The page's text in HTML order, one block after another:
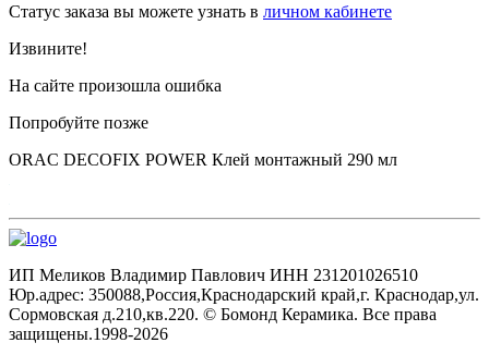
Статус заказа вы можете узнать в личном кабинете
Извините!
На сайте произошла ошибка
Попробуйте позже
ORAC DECOFIX POWER Клей монтажный 290 мл
ИП Меликов Владимир Павлович ИНН 231201026510
Юр.адрес: 350088,Россия,Краснодарский край,г. Краснодар,ул.
Сормовская д.210,кв.220. © Бомонд Керамика. Все права
защищены.1998‑2026